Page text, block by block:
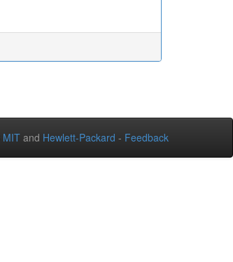
MIT and Hewlett-Packard - Feedback